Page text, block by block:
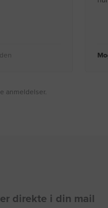
anmeldelser.
direkte i din mail